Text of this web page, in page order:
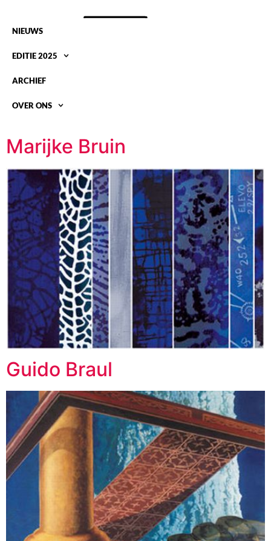
NIEUWS
EDITIE 2025
ARCHIEF
OVER ONS
Marijke Bruin
Guido Braul